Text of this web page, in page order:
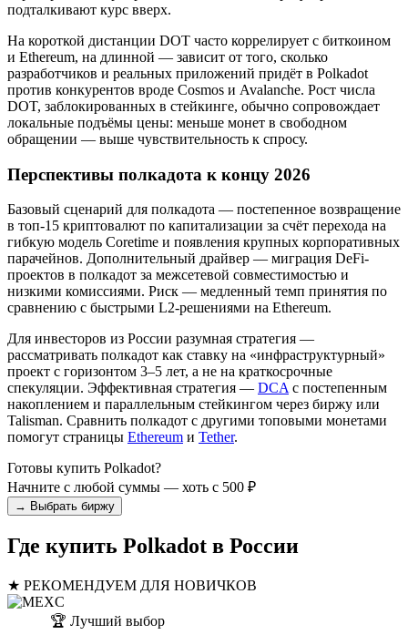
подталкивают курс вверх.
На короткой дистанции DOT часто коррелирует с биткоином
и Ethereum, на длинной — зависит от того, сколько
разработчиков и реальных приложений придёт в Polkadot
против конкурентов вроде Cosmos и Avalanche. Рост числа
DOT, заблокированных в стейкинге, обычно сопровождает
локальные подъёмы цены: меньше монет в свободном
обращении — выше чувствительность к спросу.
Перспективы полкадота к концу 2026
Базовый сценарий для полкадота — постепенное возвращение
в топ-15 криптовалют по капитализации за счёт перехода на
гибкую модель Coretime и появления крупных корпоративных
парачейнов. Дополнительный драйвер — миграция DeFi-
проектов в полкадот за межсетевой совместимостью и
низкими комиссиями. Риск — медленный темп принятия по
сравнению с быстрыми L2-решениями на Ethereum.
Для инвесторов из России разумная стратегия —
рассматривать полкадот как ставку на «инфраструктурный»
проект с горизонтом 3–5 лет, а не на краткосрочные
спекуляции. Эффективная стратегия — DCA с постепенным
накоплением и параллельным стейкингом через биржу или
Talisman. Сравнить полкадот с другими топовыми монетами
помогут страницы Ethereum и Tether.
Готовы купить Polkadot?
Начните с любой суммы — хоть с 500 ₽
→ Выбрать биржу
Где купить Polkadot в России
★ РЕКОМЕНДУЕМ ДЛЯ НОВИЧКОВ
🏆 Лучший выбор